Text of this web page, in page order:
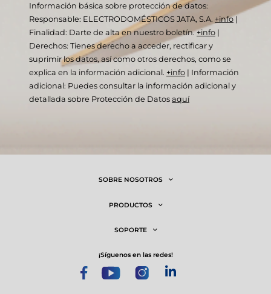
Información básica sobre protección de datos:
Responsable: ELECTRODOMÉSTICOS JATA, S.A. +info |
Finalidad: Darte de alta en nuestro boletín.+info |
Derechos: Tienes derecho a acceder, rectificar y
suprimir los datos, así como otros derechos, como se
explica en la información adicional. +info | Información
adicional: Puedes consultar la información adicional y
detallada sobre Protección de Datos aquí
SOBRE NOSOTROS
PRODUCTOS
SOPORTE
¡síguenos en las redes!